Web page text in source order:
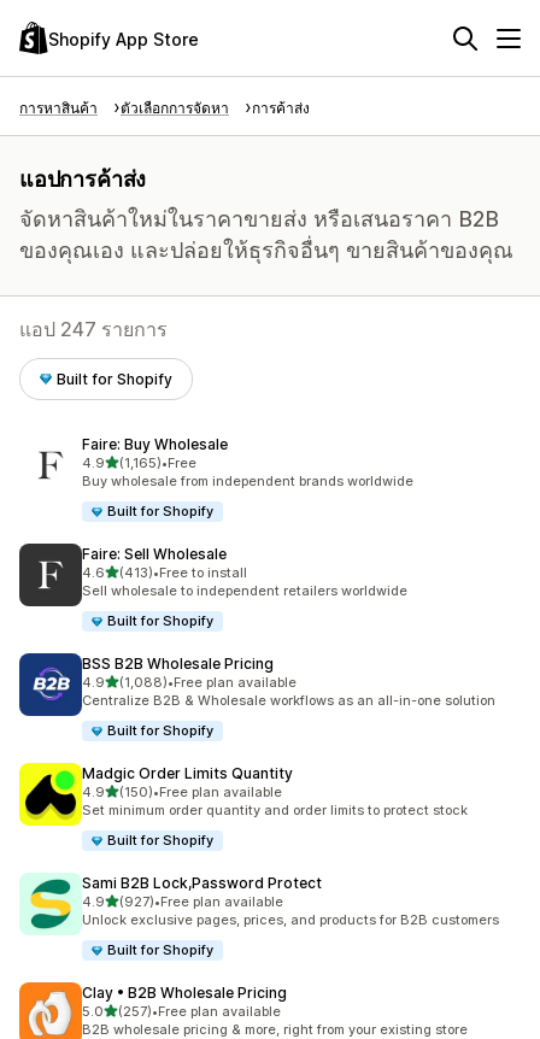
Shopify App Store
การหาสินค้า ตัวเลือกการจัดหา การค้าส่ง
แอปการค้าส่ง
จัดหาสินค้าใหม่ในราคาขายส่ง หรือเสนอราคา B2B
ของคุณเอง และปล่อยให้ธุรกิจอื่นๆ ขายสินค้าของคุณ
แอป 247 รายการ
Built for Shopify
Faire: Buy Wholesale
4.9เต็ม 5 ดาว
(1,165)
ทั้งหมด 1165 รีวิว
•Free
Buy wholesale from independent brands worldwide
Built for Shopify
Faire: Sell Wholesale
4.6เต็ม 5 ดาว
(413)
ทั้งหมด 413 รีวิว
•Free to install
Sell wholesale to independent retailers worldwide
Built for Shopify
BSS B2B Wholesale Pricing
4.9เต็ม 5 ดาว
(1,088)
ทั้งหมด 1088 รีวิว
•Free plan available
Centralize B2B & Wholesale workflows as an all-in-one solution
Built for Shopify
Madgic Order Limits Quantity
4.9เต็ม 5 ดาว
(150)
ทั้งหมด 150 รีวิว
•Free plan available
Set minimum order quantity and order limits to protect stock
Built for Shopify
Sami B2B Lock,Password Protect
4.9เต็ม 5 ดาว
(927)
ทั้งหมด 927 รีวิว
•Free plan available
Unlock exclusive pages, prices, and products for B2B customers
Built for Shopify
Clay • B2B Wholesale Pricing
5.0เต็ม 5 ดาว
(257)
ทั้งหมด 257 รีวิว
•Free plan available
B2B wholesale pricing & more, right from your existing store